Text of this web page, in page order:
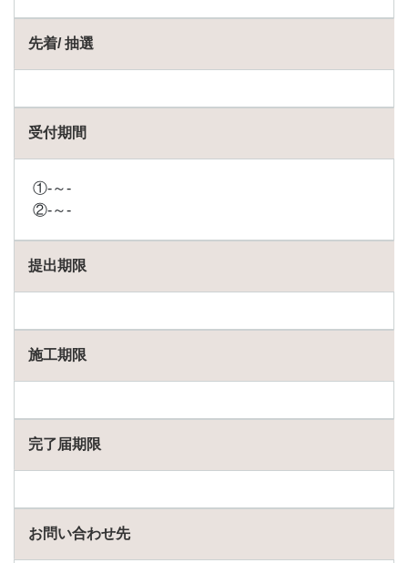
先着/ 抽選
受付期間
①-～-
②-～-
提出期限
施工期限
完了届期限
お問い合わせ先